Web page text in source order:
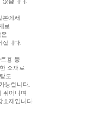
본에서
로
은
집니다.
용 등
소재로
도
능합니다.
뛰어나며
소재입니다.